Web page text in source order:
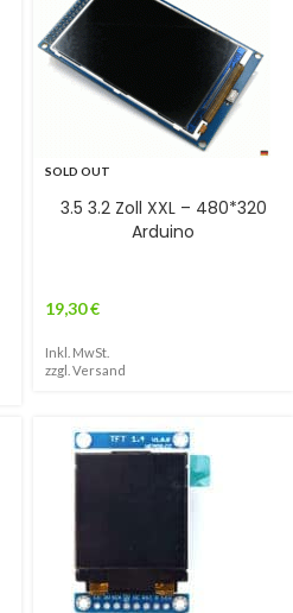
SOLD OUT
3.5 3.2 Zoll XXL – 480*320
Arduino
19,30€
Inkl. MwSt.
zzgl. Versand